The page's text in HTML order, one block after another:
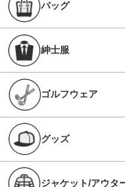
バッグ
紳士服
ゴルフウェア
グッズ
ジャケット/アウタ